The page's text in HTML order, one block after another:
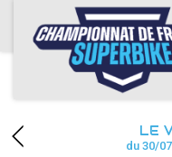
ACCUEIL
CHAMPIONNAT
CALENDRIERLE
du 30/